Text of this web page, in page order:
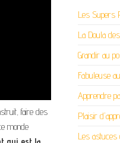
faire des
monde
Les Supers
La Doula
Grandir au
Fabuleuse
Apprendre
Plaisir
Les astuces